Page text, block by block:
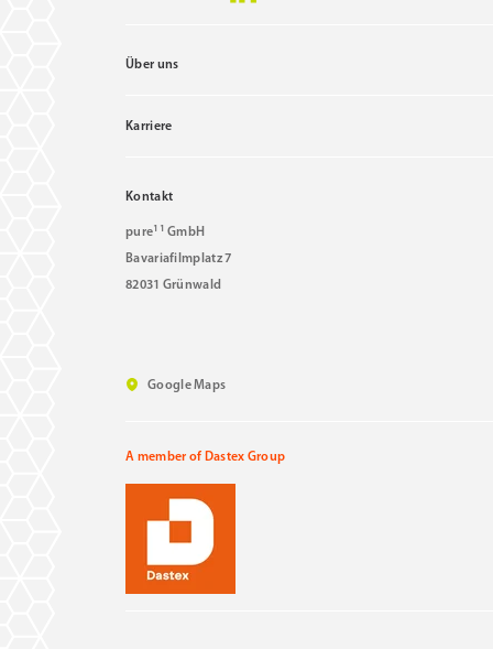
Über uns
Karriere
Kontakt
pure11 GmbH
Bavariafilmplatz 7
82031 Grünwald
Google Maps
A member of Dastex Group